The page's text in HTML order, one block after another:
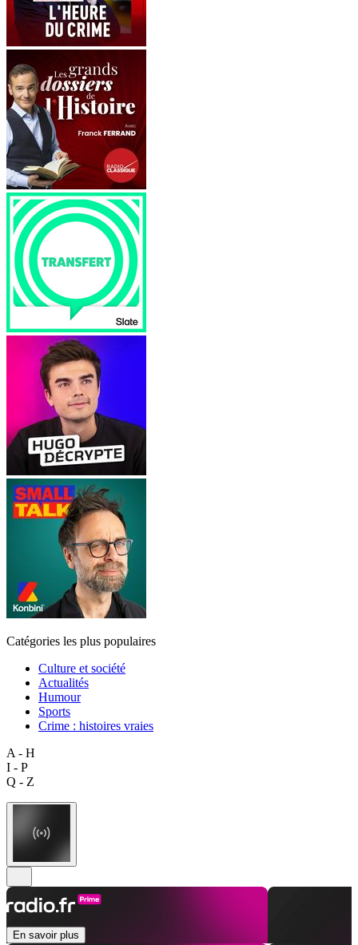
Catégories les plus populaires
Culture et société
Actualités
Humour
Sports
Crime : histoires vraies
A - H
I - P
Q - Z
En savoir plus